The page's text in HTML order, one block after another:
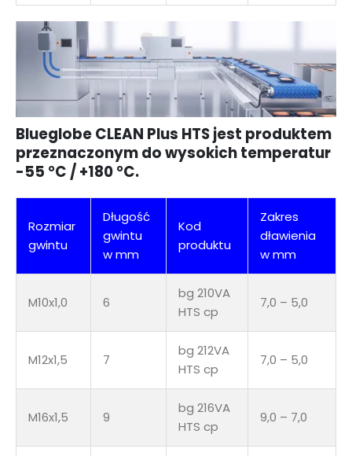
Blueglobe CLEAN Plus HTS jest produktem
przeznaczonym do wysokich temperatur
-55 °C / +180 °C.
Rozmiar
gwintu
Długość
gwintu
w mm
Kod
produktu
Zakres
dławienia
w mm
M10x1,0 6
bg 210VA
HTS cp
7,0 – 5,0
M12x1,5 7
bg 212VA
HTS cp
7,0 – 5,0
M16x1,5 9
bg 216VA
HTS cp
9,0 – 7,0